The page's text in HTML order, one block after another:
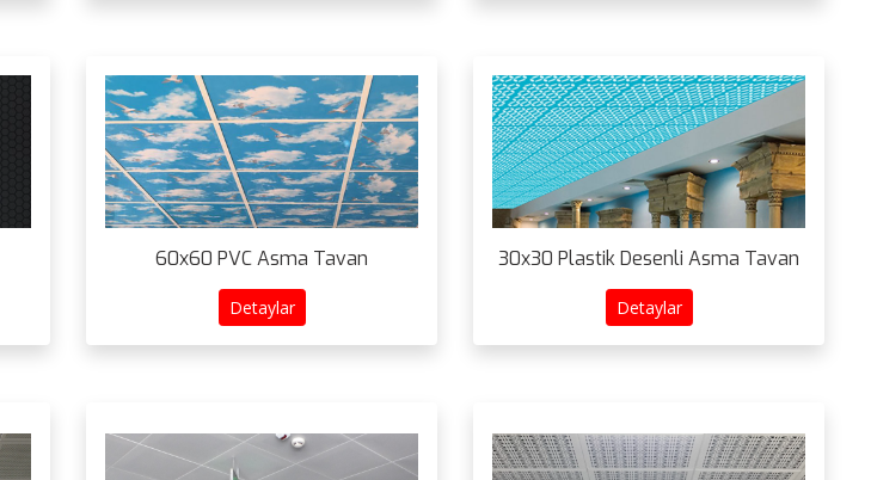
60x60 PVC Asma Tavan
Detaylar
30x30 Plastik Desenli Asma Tavan
Detaylar